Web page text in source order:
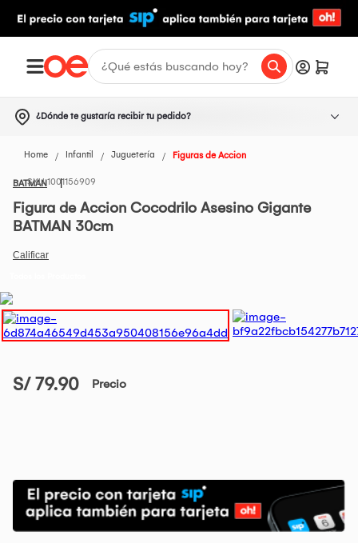
¿Dónde te gustaría recibir tu pedido?
Home Infantil Juguetería Figuras de Accion
BATMAN1001156909
Figura de Accion Cocodrilo Asesino Gigante
BATMAN 30cm
S/ 79.90 Precio